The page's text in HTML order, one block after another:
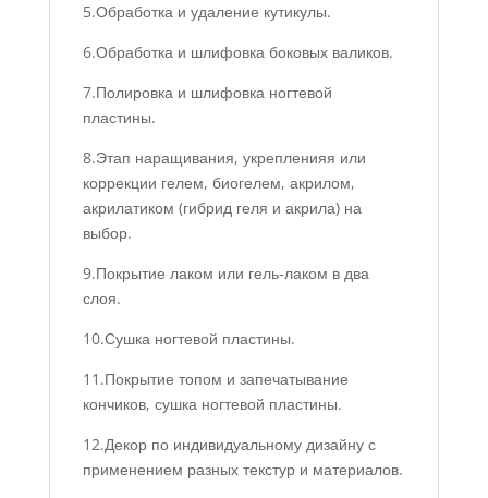
5.Обработка и удаление кутикулы.
6.Обработка и шлифовка боковых валиков.
7.Полировка и шлифовка ногтевой
пластины.
8.Этап наращивания, укрепленияя или
коррекции гелем, биогелем, акрилом,
акрилатиком (гибрид геля и акрила) на
выбор.
9.Покрытие лаком или гель-лаком в два
слоя.
10.Сушка ногтевой пластины.
11.Покрытие топом и запечатывание
кончиков, сушка ногтевой пластины.
12.Декор по индивидуальному дизайну с
применением разных текстур и материалов.